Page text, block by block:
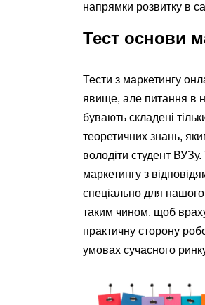
напрямки розвитку в
Тест основи
Тести з маркетингу
явище, але питання в
бувають складені
теоретичних знань,
володіти студент
маркетингу з
спеціально для нашого
таким чином, щоб
практичну сторону
умовах сучасного